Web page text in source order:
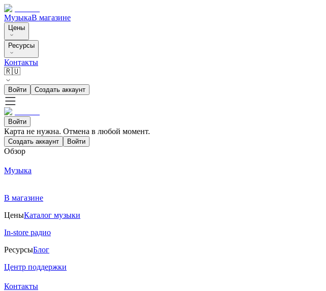
МузыкаВ магазине
Цены
Ресурсы
Контакты
🇷🇺
Войти Создать аккаунт
Войти
Карта не нужна. Отмена в любой момент.
Создать аккаунт Войти
Обзор
Музыка
В магазине
ЦеныКаталог музыки
In-store радио
РесурсыБлог
Центр поддержки
Контакты